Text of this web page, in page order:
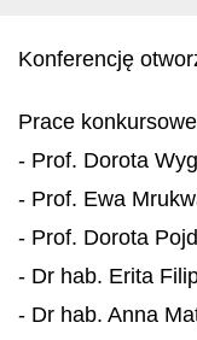
Konferencję
Prace
- Prof. Dorota
- Prof. Ewa
- Prof. Dorota
- Dr hab. Erita
- Dr hab. Anna